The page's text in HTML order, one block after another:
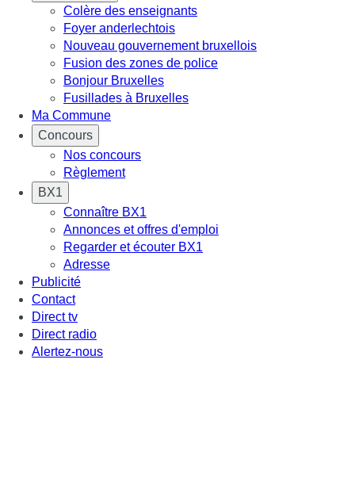
Colère des enseignants
Foyer anderlechtois
Nouveau gouvernement bruxellois
Fusion des zones de police
Bonjour Bruxelles
Fusillades à Bruxelles
Ma Commune
Concours
Nos concours
Règlement
BX1
Connaître BX1
Annonces et offres d'emploi
Regarder et écouter BX1
Adresse
Publicité
Contact
Direct tv
Direct radio
Alertez-nous